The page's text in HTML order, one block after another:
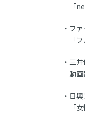
「
フ
「
三
動
日
「